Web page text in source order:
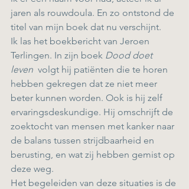
jaren als rouwdoula. En zo ontstond de
titel van mijn boek dat nu verschijnt.
Ik las het boekbericht van Jeroen
Terlingen. In zijn boek Dood doet
leven volgt hij patiënten die te horen
hebben gekregen dat ze niet meer
beter kunnen worden. Ook is hij zelf
ervaringsdeskundige. Hij omschrijft de
zoektocht van mensen met kanker naar
de balans tussen strijdbaarheid en
berusting, en wat zij hebben gemist op
deze weg.
Het begeleiden van deze situaties is de